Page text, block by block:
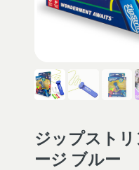
ジップスト
ージ ブルー